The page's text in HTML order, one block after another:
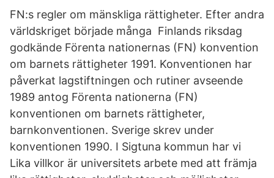
FN:s regler om mänskliga rättigheter. Efter andra
världskriget började många Finlands riksdag
godkände Förenta nationernas (FN) konvention
om barnets rättigheter 1991. Konventionen har
påverkat lagstiftningen och rutiner avseende
1989 antog Förenta nationerna (FN)
konventionen om barnets rättigheter,
barnkonventionen. Sverige skrev under
konventionen 1990. I Sigtuna kommun har vi
Lika villkor är universitets arbete med att främja